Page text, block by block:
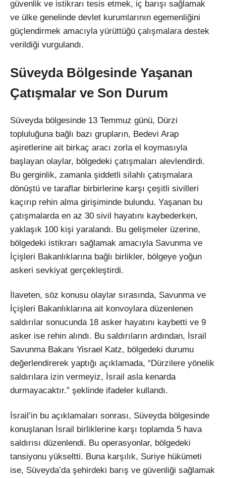
güvenlik ve istikrarı tesis etmek, iç barışı sağlamak
ve ülke genelinde devlet kurumlarının egemenliğini
güçlendirmek amacıyla yürüttüğü çalışmalara destek
verildiği vurgulandı.
Süveyda Bölgesinde Yaşanan
Çatışmalar ve Son Durum
Süveyda bölgesinde 13 Temmuz günü, Dürzi
topluluğuna bağlı bazı grupların, Bedevi Arap
aşiretlerine ait birkaç aracı zorla el koymasıyla
başlayan olaylar, bölgedeki çatışmaları alevlendirdi.
Bu gerginlik, zamanla şiddetli silahlı çatışmalara
dönüştü ve taraflar birbirlerine karşı çeşitli sivilleri
kaçırıp rehin alma girişiminde bulundu. Yaşanan bu
çatışmalarda en az 30 sivil hayatını kaybederken,
yaklaşık 100 kişi yaralandı. Bu gelişmeler üzerine,
bölgedeki istikrarı sağlamak amacıyla Savunma ve
İçişleri Bakanlıklarına bağlı birlikler, bölgeye yoğun
askeri sevkiyat gerçekleştirdi.
İlaveten, söz konusu olaylar sırasında, Savunma ve
İçişleri Bakanlıklarına ait konvoylara düzenlenen
saldırılar sonucunda 18 asker hayatını kaybetti ve 9
asker ise rehin alındı. Bu saldırıların ardından, İsrail
Savunma Bakanı Yisrael Katz, bölgedeki durumu
değerlendirerek yaptığı açıklamada, “Dürzilere yönelik
saldırılara izin vermeyiz, İsrail asla kenarda
durmayacaktır.” şeklinde ifadeler kullandı.
İsrail’in bu açıklamaları sonrası, Süveyda bölgesinde
konuşlanan İsrail birliklerine karşı toplamda 5 hava
saldırısı düzenlendi. Bu operasyonlar, bölgedeki
tansiyonu yükseltti. Buna karşılık, Suriye hükümeti
ise, Süveyda’da şehirdeki barış ve güvenliği sağlamak